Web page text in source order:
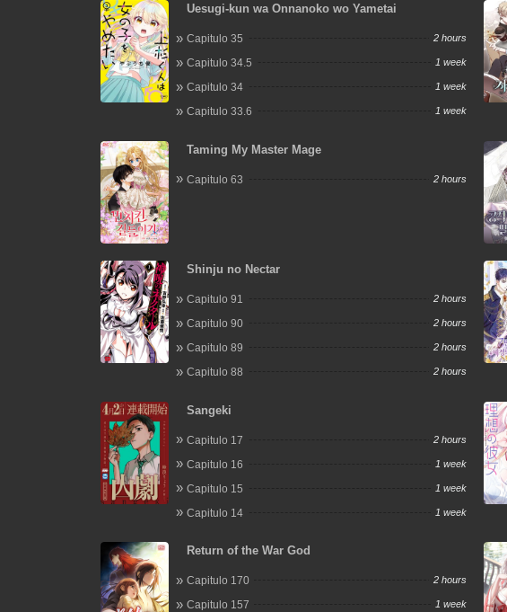
Uesugi-kun wa Onnanoko wo Yametai
Capitulo 35 2 hours
Capitulo 34.5 1 week
Capitulo 34 1 week
Capitulo 33.6 1 week
Taming My Master Mage
Capitulo 63 2 hours
Shinju no Nectar
Capitulo 91 2 hours
Capitulo 90 2 hours
Capitulo 89 2 hours
Capitulo 88 2 hours
Sangeki
Capitulo 17 2 hours
Capitulo 16 1 week
Capitulo 15 1 week
Capitulo 14 1 week
Return of the War God
Capitulo 170 2 hours
Capitulo 157 1 week